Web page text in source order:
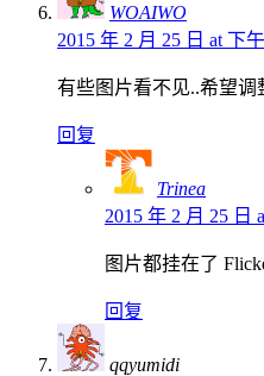
WOAIWO
2015 年 2 月 25 日 at 下
有些图片看不见..希望调
回复
Trinea
2015 年 2 月 25 日
图片都挂在了
回复
qqyumidi